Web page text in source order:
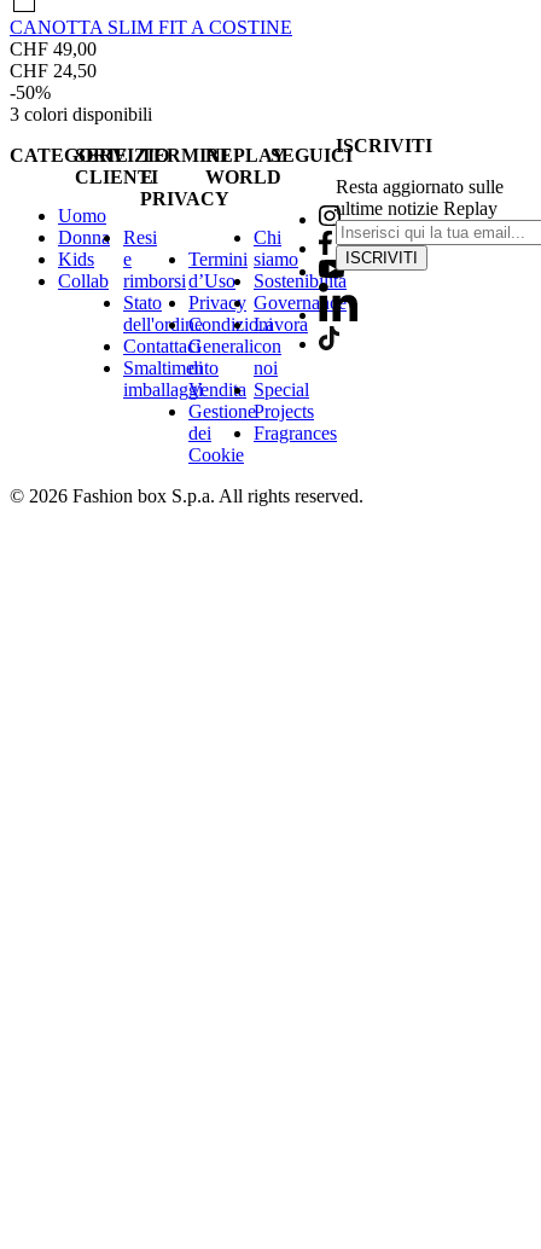
CANOTTA SLIM FIT A COSTINE
CHF 49,00
CHF 24,50
-50%
3 colori disponibili
CATEGORIE
Uomo
Donna
Kids
Collab
SERVIZIO
CLIENTI
Resi
e
rimborsi
Stato
dell'ordine
Contattaci
Smaltimento
imballaggi
TERMINI
E
PRIVACY
Termini
d’Uso
Privacy
Condizioni
Generali
di
Vendita
Gestione
dei
Cookie
REPLAY
WORLD
Chi
siamo
Sostenibilità
Governance
Lavora
con
noi
Special
Projects
Fragrances
SEGUICIISCRIVITI
Resta aggiornato sulle
ultime notizie Replay
ISCRIVITI
© 2026 Fashion box S.p.a. All rights reserved.